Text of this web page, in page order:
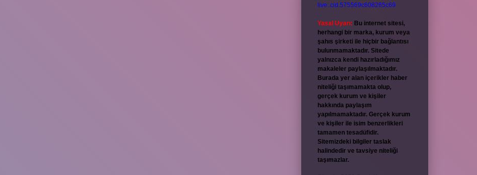
live:.cid.575569c608265c69
Yasal Uyarı: Bu internet sitesi,
herhangi bir marka, kurum veya
şahıs şirketi ile hiçbir bağlantısı
bulunmamaktadır. Sitede
yalnızca kendi hazırladığımız
makaleler paylaşılmaktadır.
Burada yer alan içerikler haber
niteliği taşımamakta olup,
gerçek kurum ve kişiler
hakkında paylaşım
yapılmamaktadır. Gerçek kurum
ve kişiler ile isim benzerlikleri
tamamen tesadüfidir.
Sitemizdeki bilgiler taslak
halindedir ve tavsiye niteliği
taşımazlar.